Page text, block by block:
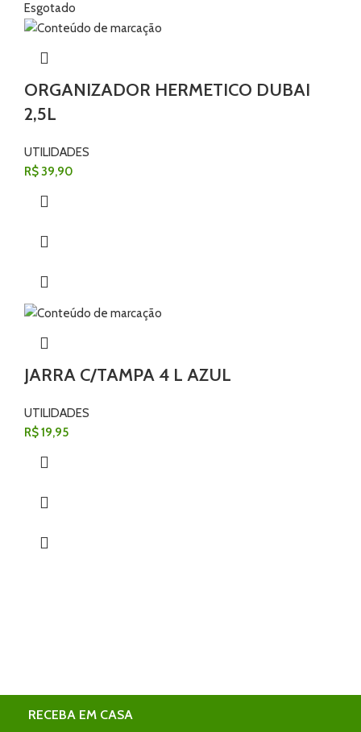
Esgotado
ORGANIZADOR HERMETICO DUBAI
2,5L
UTILIDADES
R$39,90
JARRA C/TAMPA 4 L AZUL
UTILIDADES
R$19,95
RECEBA EM CASA